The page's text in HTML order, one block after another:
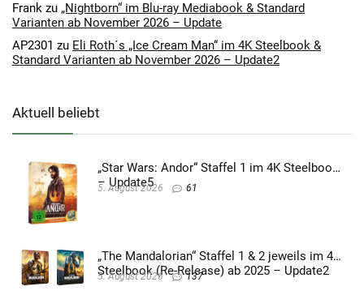
Frank zu „Nightborn“ im Blu-ray Mediabook & Standard
Varianten ab November 2026 – Update
AP2301 zu Eli Roth´s „Ice Cream Man“ im 4K Steelbook &
Standard Varianten ab November 2026 – Update2
Aktuell beliebt
„Star Wars: Andor“ Staffel 1 im 4K Steelbook
– Update5
5. August 2026 61
„The Mandalorian“ Staffel 1 & 2 jeweils im 4K
Steelbook (Re-Release) ab 2025 – Update2
5. August 2026 137